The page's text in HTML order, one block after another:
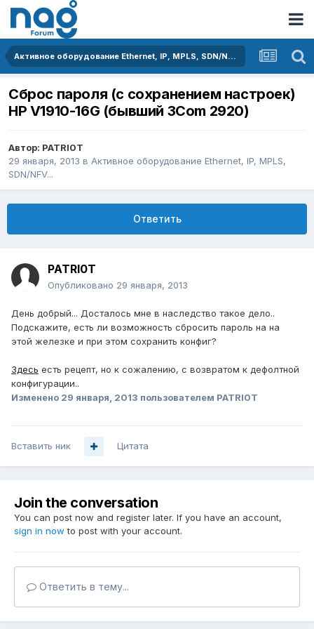
Активное оборудование Ethernet, IP, MPLS, SDN/NFV...
Сброс пароля (с сохранением настроек)
HP V1910-16G (бывший 3Com 2920)
Автор: PATRI0T
29 января, 2013 в Активное оборудование Ethernet, IP, MPLS,
SDN/NFV...
Ответить
PATRI0T
Опубликовано 29 января, 2013
День добрый... Досталось мне в наследство такое дело..
Подскажите, есть ли возможность сбросить пароль на на
этой железке и при этом сохранить конфиг?
Здесь есть рецепт, но к сожалению, с возвратом к дефолтной
конфигурации..
Изменено 29 января, 2013 пользователем PATRI0T
Вставить ник Цитата
Join the conversation
You can post now and register later. If you have an account,
sign in now to post with your account.
Ответить в тему...